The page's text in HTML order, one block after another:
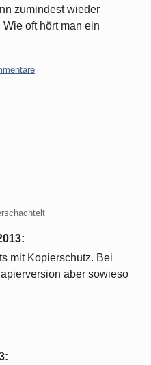
zumindest wieder
oft hört man ein
:
mit Kopierschutz. Bei
aber sowieso
: